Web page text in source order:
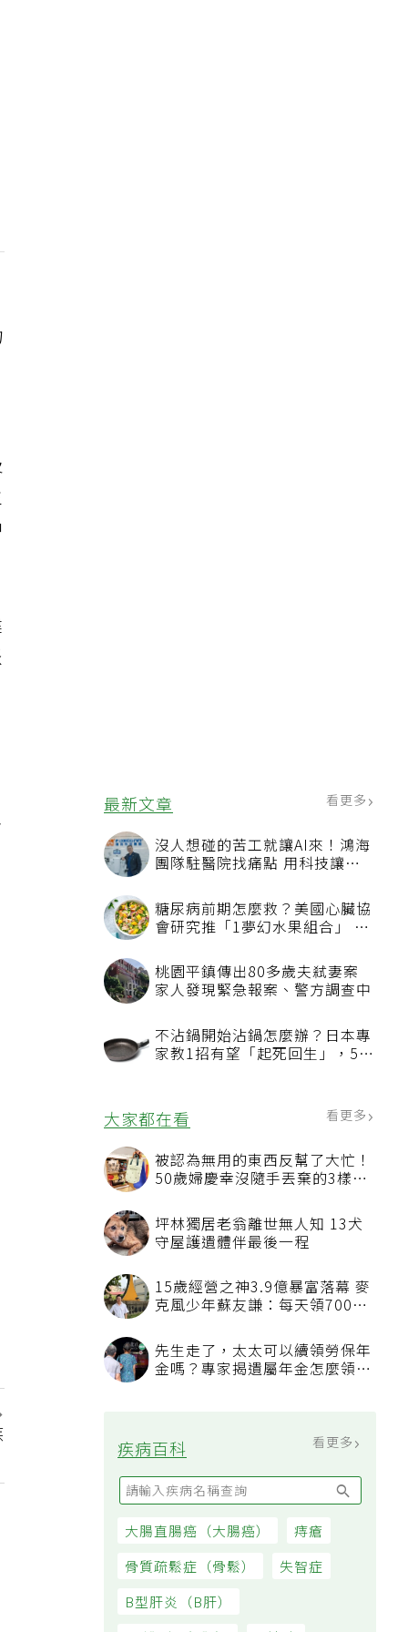
最新文章 看更多
沒人想碰的苦工就讓AI來！鴻海
團隊駐醫院找痛點 用科技讓醫
糖尿病前期怎麼救？美國心臟協
會研究推「1夢幻水果組合」 酪
桃園平鎮傳出80多歲夫弒妻案
家人發現緊急報案、警方調查中
不沾鍋開始沾鍋怎麼辦？日本專
家教1招有望「起死回生」，5情
大家都在看
被認為無用的東西反幫了大忙！
50歲婦慶幸沒隨手丟棄的3樣物
坪林獨居老翁離世無人知 13犬
守屋護遺體伴最後一程
15歲經營之神3.9億暴富落幕 麥
過日子
先生走了，太太可以續領勞保年
疾病百科